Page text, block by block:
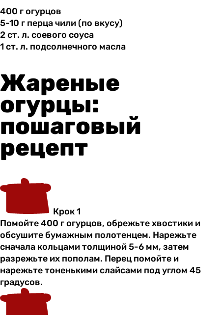
400 гогурцов
5-10 г перцачили (по вкусу)
2 ст. л. соевого соуса
1 ст. л. подсолнечного масла
Жареные
огурцы:
пошаговый
рецепт
Крок 1
Помойте 400 г огурцов, обрежьте хвостики и
обсушите бумажным полотенцем. Нарежьте
сначала кольцами толщиной 5-6 мм, затем
разрежьте их пополам. Перец помойте и
нарежьте тоненькими слайсами под углом 45
градусов.